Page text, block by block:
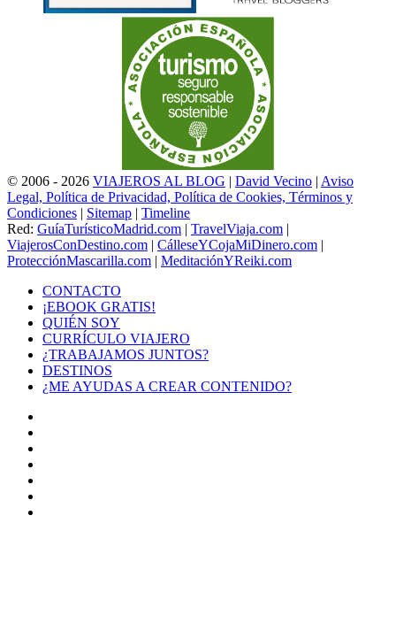
© 2006 - 2026 VIAJEROS AL BLOG | David Vecino | Aviso
Legal, Política de Privacidad, Política de Cookies, Términos y
Condiciones | Sitemap | Timeline
Red: GuíaTurísticoMadrid.com | TravelViaja.com |
ViajerosConDestino.com | CálleseYCojaMiDinero.com |
ProtecciónMascarilla.com | MeditaciónYReiki.com
CONTACTO
¡EBOOK GRATIS!
QUIÉN SOY
CURRÍCULO VIAJERO
¿TRABAJAMOS JUNTOS?
DESTINOS
¿ME AYUDAS A CREAR CONTENIDO?